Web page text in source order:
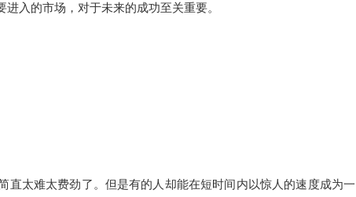
入的市场，对于未来的成功至关重要。
直太难太费劲了。但是有的人却能在短时间内以惊人的速度成为一